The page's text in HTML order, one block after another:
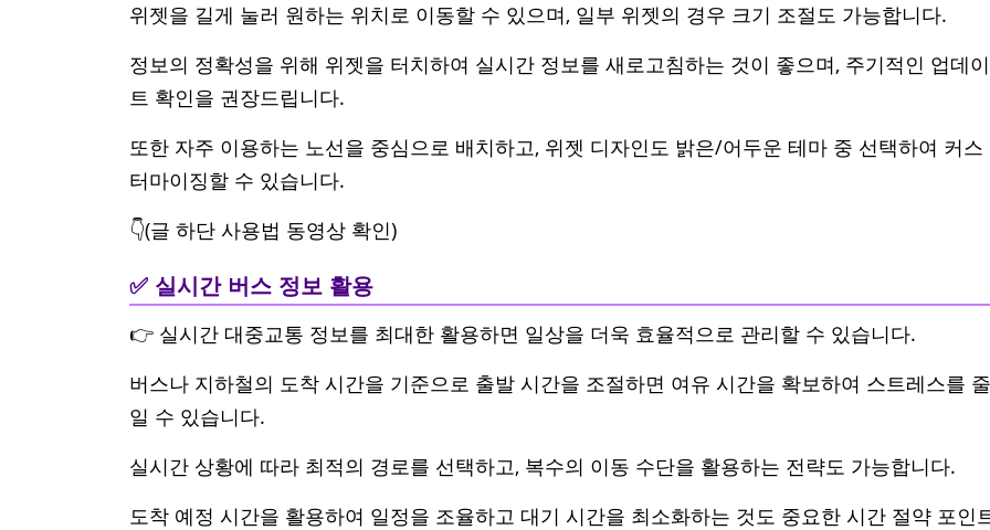
위젯을 길게 눌러 원하는 위치로 이동할 수 있으며, 일부 위젯의 경우 크기 조절도 가능합니다.
정보의 정확성을 위해 위젯을 터치하여 실시간 정보를 새로고침하는 것이 좋으며, 주기적인 업데이
트 확인을 권장드립니다.
또한 자주 이용하는 노선을 중심으로 배치하고, 위젯 디자인도 밝은/어두운 테마 중 선택하여 커스
터마이징할 수 있습니다.
👇(글 하단 사용법 동영상 확인)
✅ 실시간 버스 정보 활용
👉 실시간 대중교통 정보를 최대한 활용하면 일상을 더욱 효율적으로 관리할 수 있습니다.
버스나 지하철의 도착 시간을 기준으로 출발 시간을 조절하면 여유 시간을 확보하여 스트레스를 줄
일 수 있습니다.
실시간 상황에 따라 최적의 경로를 선택하고, 복수의 이동 수단을 활용하는 전략도 가능합니다.
도착 예정 시간을 활용하여 일정을 조율하고 대기 시간을 최소화하는 것도 중요한 시간 절약 포인